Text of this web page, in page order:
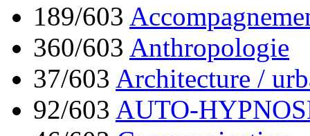
189/603
360/603 Anthropologie
37/603 Architecture /
92/603 AUTO-